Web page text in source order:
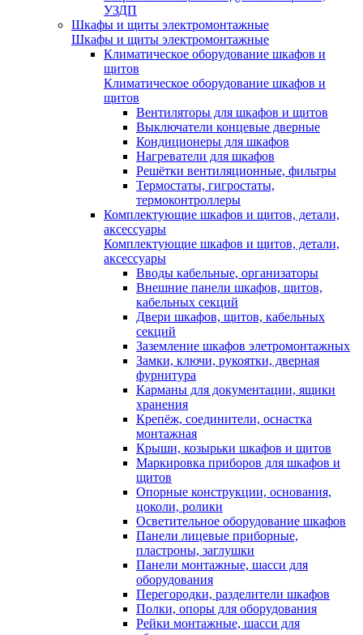
УЗДП
Шкафы и щиты электромонтажные
Шкафы и щиты электромонтажные
Климатическое оборудование шкафов и
щитов
Климатическое оборудование шкафов и
щитов
Вентиляторы для шкафов и щитов
Выключатели концевые дверные
Кондиционеры для шкафов
Нагреватели для шкафов
Решётки вентиляционные, фильтры
Термостаты, гигростаты,
термоконтроллеры
Комплектующие шкафов и щитов, детали,
аксессуары
Комплектующие шкафов и щитов, детали,
аксессуары
Вводы кабельные, организаторы
Внешние панели шкафов, щитов,
кабельных секций
Двери шкафов, щитов, кабельных
секций
Заземление шкафов элетромонтажных
Замки, ключи, рукоятки, дверная
фурнитура
Карманы для документации, ящики
хранения
Крепёж, соединители, оснастка
монтажная
Крыши, козырьки шкафов и щитов
Маркировка приборов для шкафов и
щитов
Опорные конструкции, основания,
цоколи, ролики
Осветительное оборудование шкафов
Панели лицевые приборные,
пластроны, заглушки
Панели монтажные, шасси для
оборудования
Перегородки, разделители шкафов
Полки, опоры для оборудования
Рейки монтажные, шасси для